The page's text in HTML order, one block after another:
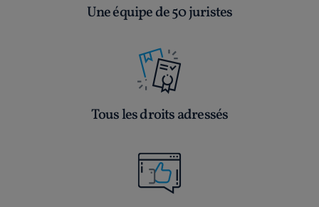
Une équipe de 50 juristes
Tous les droits adressés